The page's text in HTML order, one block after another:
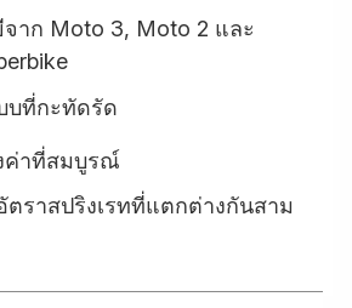
จาก Moto 3, Moto 2 และ
บที่กะทัดรัด
ค่าที่สมบูรณ์
ตราสปริงเรทที่แตกต่างกันสาม